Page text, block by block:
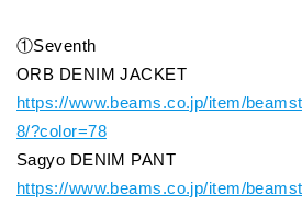
①Seventh
ORB DENIM JACKET
https://www.beams.co.jp/item/
8/?color=78
Sagyo DENIM PANT
https://www.beams.co.jp/item/